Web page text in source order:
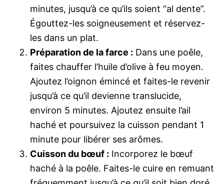
minutes, jusqu’à ce qu’ils soient “al dente”.
Égouttez-les soigneusement et réservez-
les dans un plat.
Préparation de la farce : Dans une poêle,
faites chauffer l’huile d’olive à feu moyen.
Ajoutez l’oignon émincé et faites-le revenir
jusqu’à ce qu’il devienne translucide,
environ 5 minutes. Ajoutez ensuite l’ail
haché et poursuivez la cuisson pendant 1
minute pour libérer ses arômes.
Cuisson du bœuf : Incorporez le bœuf
haché à la poêle. Faites-le cuire en remuant